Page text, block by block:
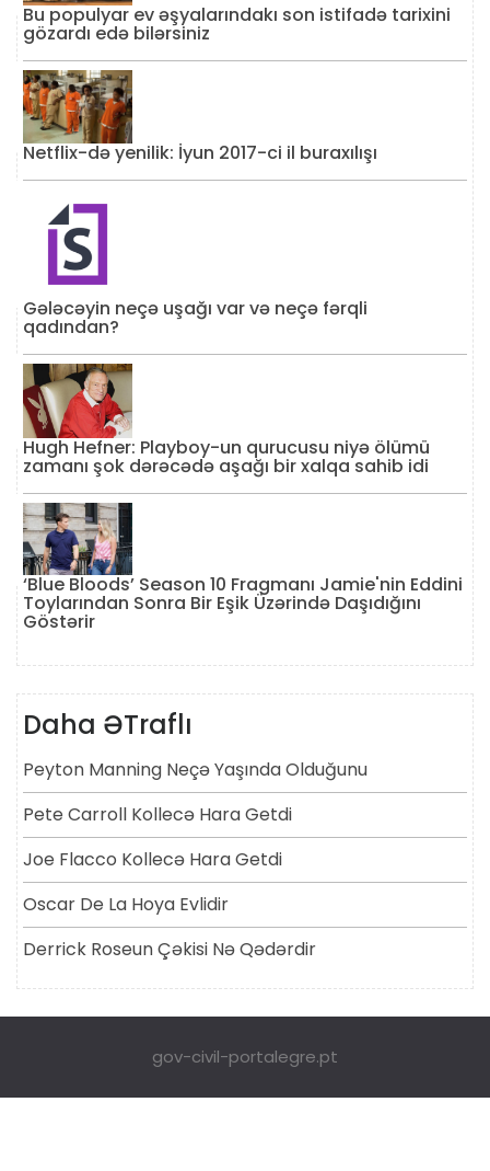
Bu populyar ev əşyalarındakı son istifadə tarixini
gözardı edə bilərsiniz
Netflix-də yenilik: İyun 2017-ci il buraxılışı
Gələcəyin neçə uşağı var və neçə fərqli
qadından?
Hugh Hefner: Playboy-un qurucusu niyə ölümü
zamanı şok dərəcədə aşağı bir xalqa sahib idi
‘Blue Bloods’ Season 10 Fragmanı Jamie'nin Eddini
Toylarından Sonra Bir Eşik Üzərində Daşıdığını
Göstərir
Daha ƏTraflı
Peyton Manning Neçə Yaşında Olduğunu
Pete Carroll Kollecə Hara Getdi
Joe Flacco Kollecə Hara Getdi
Oscar De La Hoya Evlidir
Derrick Roseun Çəkisi Nə Qədərdir
gov-civil-portalegre.pt